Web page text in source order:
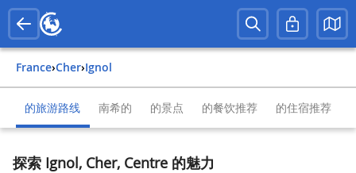
France› Cher› Ignol
的旅游路线 南希的 的景点 的餐饮推荐 的住宿推荐
探索 Ignol, Cher, Centre 的魅力